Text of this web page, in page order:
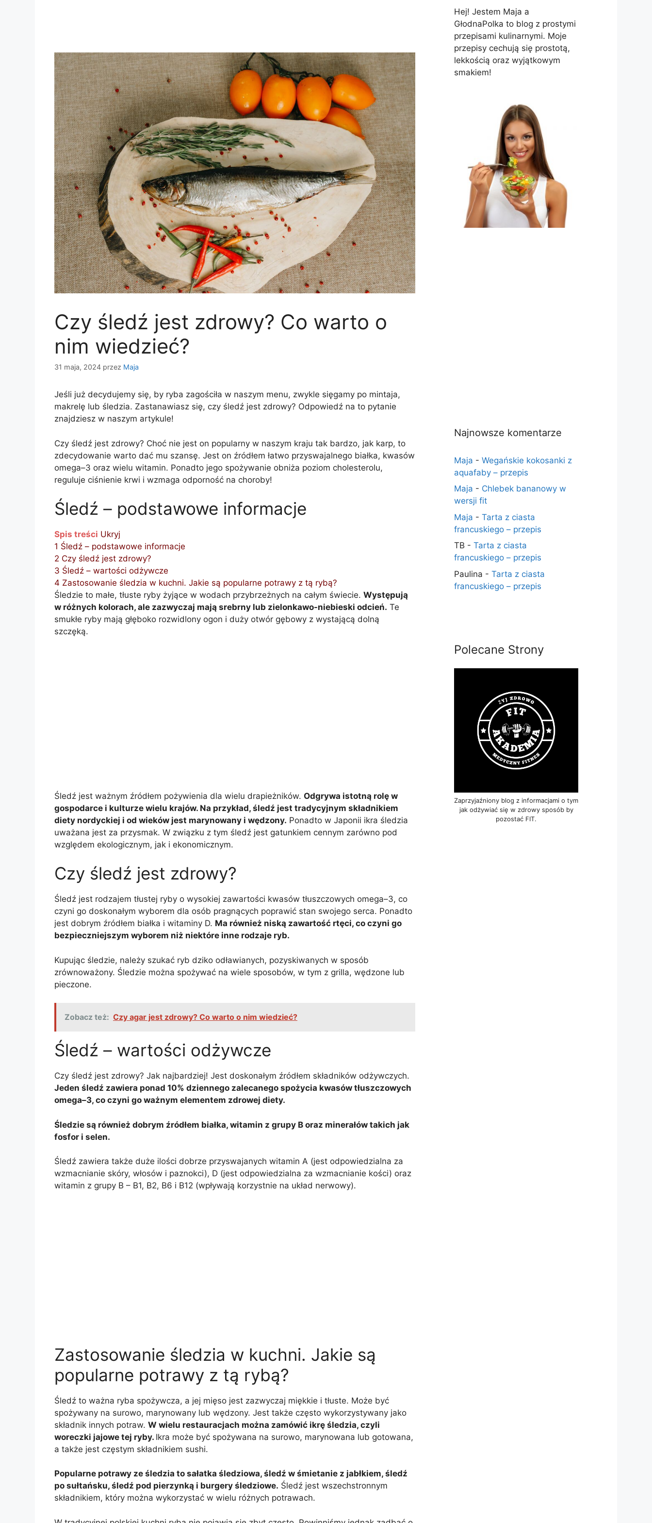
Czy śledź jest zdrowy? Co warto o
nim wiedzieć?
31 maja, 2024 przez Maja
Jeśli już decydujemy się, by ryba zagościła w naszym menu, zwykle sięgamy po mintaja,
makrelę lub śledzia. Zastanawiasz się, czy śledź jest zdrowy? Odpowiedź na to pytanie
znajdziesz w naszym artykule!
Czy śledź jest zdrowy? Choć nie jest on popularny w naszym kraju tak bardzo, jak karp, to
zdecydowanie warto dać mu szansę. Jest on źródłem łatwo przyswajalnego białka, kwasów
omega–3 oraz wielu witamin. Ponadto jego spożywanie obniża poziom cholesterolu,
reguluje ciśnienie krwi i wzmaga odporność na choroby!
Śledź – podstawowe informacje
Spis treści Ukryj
1 Śledź – podstawowe informacje
2 Czy śledź jest zdrowy?
3 Śledź – wartości odżywcze
4 Zastosowanie śledzia w kuchni. Jakie są popularne potrawy z tą rybą?
Śledzie to małe, tłuste ryby żyjące w wodach przybrzeżnych na całym świecie. Występują
w różnych kolorach, ale zazwyczaj mają srebrny lub zielonkawo-niebieski odcień. Te
smukłe ryby mają głęboko rozwidlony ogon i duży otwór gębowy z wystającą dolną
szczęką.
Śledź jest ważnym źródłem pożywienia dla wielu drapieżników. Odgrywa istotną rolę w
gospodarce i kulturze wielu krajów. Na przykład, śledź jest tradycyjnym składnikiem
diety nordyckiej i od wieków jest marynowany i wędzony. Ponadto w Japonii ikra śledzia
uważana jest za przysmak. W związku z tym śledź jest gatunkiem cennym zarówno pod
względem ekologicznym, jak i ekonomicznym.
Czy śledź jest zdrowy?
Śledź jest rodzajem tłustej ryby o wysokiej zawartości kwasów tłuszczowych omega–3, co
czyni go doskonałym wyborem dla osób pragnących poprawić stan swojego serca. Ponadto
jest dobrym źródłem białka i witaminy D. Ma również niską zawartość rtęci, co czyni go
bezpieczniejszym wyborem niż niektóre inne rodzaje ryb.
Kupując śledzie, należy szukać ryb dziko odławianych, pozyskiwanych w sposób
zrównoważony. Śledzie można spożywać na wiele sposobów, w tym z grilla, wędzone lub
pieczone.
Zobacz też: Czy agar jest zdrowy? Co warto o nim wiedzieć?
Śledź – wartości odżywcze
Czy śledź jest zdrowy? Jak najbardziej! Jest doskonałym źródłem składników odżywczych.
Jeden śledź zawiera ponad 10% dziennego zalecanego spożycia kwasów tłuszczowych
omega–3, co czyni go ważnym elementem zdrowej diety.
Śledzie są również dobrym źródłem białka, witamin z grupy B oraz minerałów takich jak
fosfor i selen.
Śledź zawiera także duże ilości dobrze przyswajanych witamin A (jest odpowiedzialna za
wzmacnianie skóry, włosów i paznokci), D (jest odpowiedzialna za wzmacnianie kości) oraz
witamin z grupy B – B1, B2, B6 i B12 (wpływają korzystnie na układ nerwowy).
Zastosowanie śledzia w kuchni. Jakie są
popularne potrawy z tą rybą?
Śledź to ważna ryba spożywcza, a jej mięso jest zazwyczaj miękkie i tłuste. Może być
spożywany na surowo, marynowany lub wędzony. Jest także często wykorzystywany jako
składnik innych potraw. W wielu restauracjach można zamówić ikrę śledzia, czyli
woreczki jajowe tej ryby. Ikra może być spożywana na surowo, marynowana lub gotowana,
a także jest częstym składnikiem sushi.
Popularne potrawy ze śledzia to sałatka śledziowa, śledź w śmietanie z jabłkiem, śledź
po sułtańsku, śledź pod pierzynką i burgery śledziowe. Śledź jest wszechstronnym
składnikiem, który można wykorzystać w wielu różnych potrawach.
Hej! Jestem Maja a
GłodnaPolka to blog z prostymi
przepisami kulinarnymi. Moje
przepisy cechują się prostotą,
lekkością oraz wyjątkowym
smakiem!
Najnowsze komentarze
Maja - Wegańskie kokosanki z
aquafaby – przepis
Maja - Chlebek bananowy w
wersji fit
Maja - Tarta z ciasta
francuskiego – przepis
TB - Tarta z ciasta
francuskiego – przepis
Paulina - Tarta z ciasta
francuskiego – przepis
Polecane Strony
Zaprzyjaźniony blog z informacjami o tym
jak odżywiać się w zdrowy sposób by
pozostać FIT.